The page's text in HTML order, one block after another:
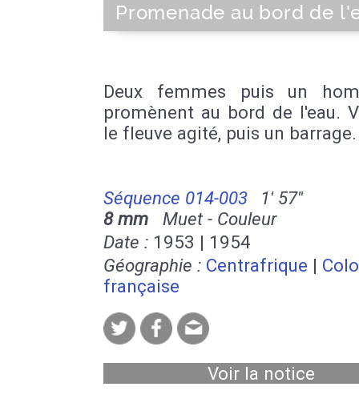
Promenade au bord de
Deux femmes puis un
promènent au bord de l'eau.
le fleuve agité, puis un barrage.
Séquence 014-003
1' 57''
8 mm Muet - Couleur
Date : 1953 | 1954
Géographie : Centrafrique |
française
Voir la notice